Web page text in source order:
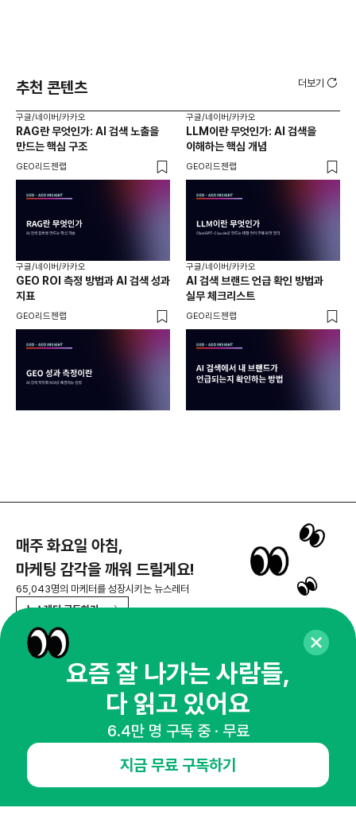
추천 콘텐츠 더보기
구글/네이버/카카오
RAG란 무엇인가: AI 검색 노출을
만드는 핵심 구조
GEO리드젠랩
구글/네이버/카카오
LLM이란 무엇인가: AI 검색을
이해하는 핵심 개념
GEO리드젠랩
구글/네이버/카카오
GEO ROI 측정 방법과 AI 검색 성과
지표
GEO리드젠랩
구글/네이버/카카오
AI 검색 브랜드 언급 확인 방법과
실무 체크리스트
GEO리드젠랩
매주 화요일 아침,
마케팅 감각을 깨워 드릴게요!
65,043명의 마케터를 성장시키는 뉴스레터
뉴스레터 구독하기
오픈애즈란 공지사항 제휴문의
인사이터 신청
요즘 잘 나가는 사람들,
다 읽고 있어요
6.4만 명 구독 중 · 무료
지금 무료 구독하기